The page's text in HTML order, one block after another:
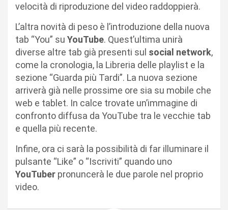
velocità di riproduzione del video raddoppierà.
L’altra novità di peso è l’introduzione della nuova
tab “You” su YouTube. Quest’ultima unirà
diverse altre tab già presenti sul social network,
come la cronologia, la Libreria delle playlist e la
sezione “Guarda più Tardi”. La nuova sezione
arriverà già nelle prossime ore sia su mobile che
web e tablet. In calce trovate un’immagine di
confronto diffusa da YouTube tra le vecchie tab
e quella più recente.
Infine, ora ci sarà la possibilità di far illuminare il
pulsante “Like” o “Iscriviti” quando uno
YouTuber pronuncerà le due parole nel proprio
video.